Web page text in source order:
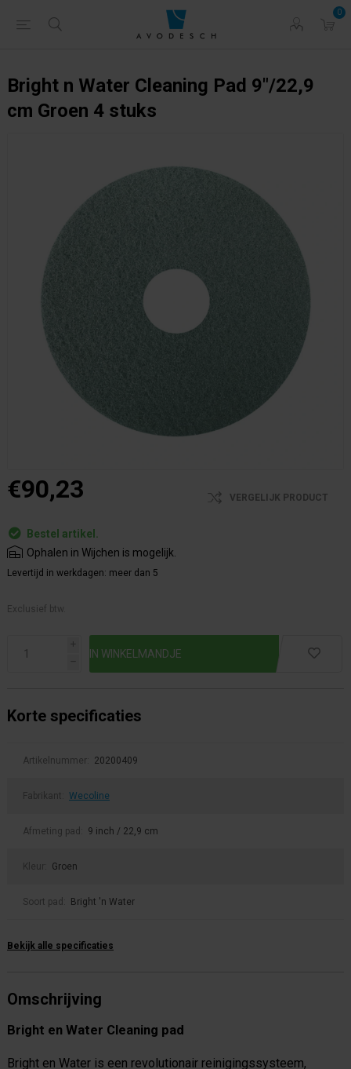
0
Bright n Water Cleaning Pad 9"/22,9
cm Groen 4 stuks
€90,23 VERGELIJK PRODUCT
Bestel artikel.
Ophalen in Wijchen is mogelijk.
Levertijd in werkdagen: meer dan 5
Exclusief btw.
i
h
Korte specificaties
Artikelnummer: 20200409
Fabrikant: Wecoline
Afmeting pad: 9 inch / 22,9 cm
Kleur: Groen
Soort pad: Bright 'n Water
Bekijk alle specificaties
Omschrijving
Bright en Water Cleaning pad
Bright en Water is een revolutionair reinigingssysteem,